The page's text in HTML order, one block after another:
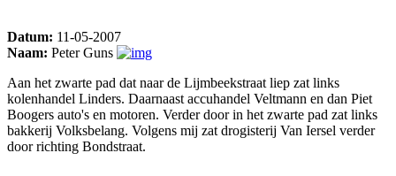
Datum: 11-05-2007
Naam: Peter Guns
Aan het zwarte pad dat naar de Lijmbeekstraat liep zat links
kolenhandel Linders. Daarnaast accuhandel Veltmann en dan Piet
Boogers auto's en motoren. Verder door in het zwarte pad zat links
bakkerij Volksbelang. Volgens mij zat drogisterij Van Iersel verder
door richting Bondstraat.